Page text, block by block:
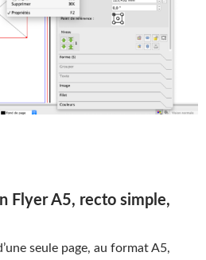
Flyer A5, recto simple,
seule page, au format A5,